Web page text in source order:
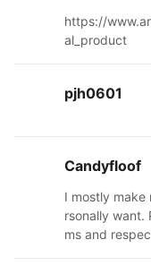
https://
al_product
pjh0601
Candyfloof
I mostly make
rsonally want.
ms and